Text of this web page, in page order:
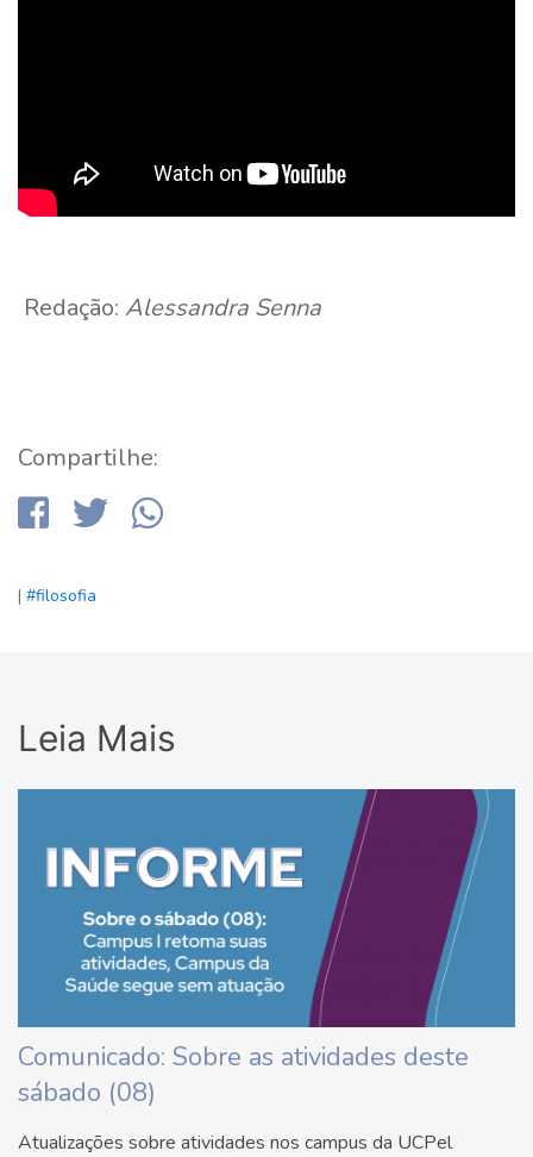
Redação: Alessandra Senna
Compartilhe:
| #filosofia
Leia Mais
Comunicado: Sobre as atividades deste
sábado (08)
Atualizações sobre atividades nos campus da UCPel